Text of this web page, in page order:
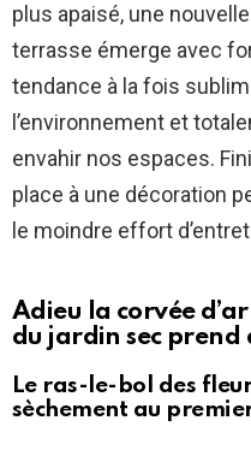
plus apaisé, une
terrasse émerge avec
tendance à la fois
l’environnement et
envahir nos espaces.
place à une décoration
le moindre effort
Adieu la corvée
du jardin sec prend
Le ras-le-bol des
sèchement au